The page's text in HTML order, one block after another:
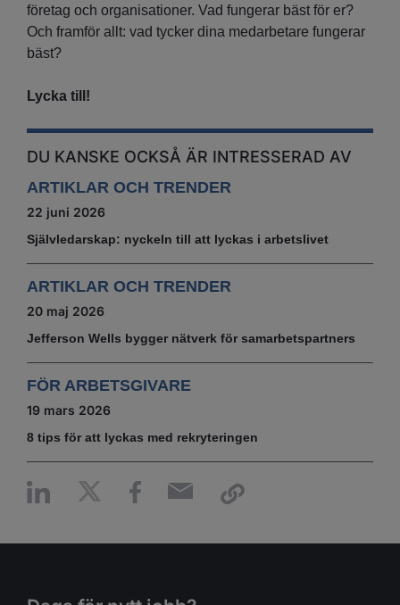
företag och organisationer. Vad fungerar bäst för er?
Och framför allt: vad tycker dina medarbetare fungerar
bäst?
Lycka till!
DU KANSKE OCKSÅ ÄR INTRESSERAD AV
ARTIKLAR OCH TRENDER
22 juni 2026
Självledarskap: nyckeln till att lyckas i arbetslivet
ARTIKLAR OCH TRENDER
20 maj 2026
Jefferson Wells bygger nätverk för samarbetspartners
FÖR ARBETSGIVARE
19 mars 2026
8 tips för att lyckas med rekryteringen